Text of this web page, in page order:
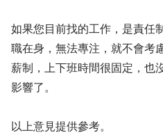
如果您目前找的工作，是責任
職在身，無法專注，就不會考
薪制，上下班時間很固定，也
影響了。
以上意見提供參考。